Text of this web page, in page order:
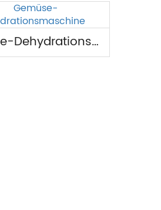
Gemüse-Dehydrationsmaschine